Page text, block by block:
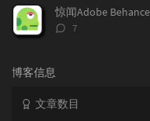
数：
评
7
博客信息
文章数目